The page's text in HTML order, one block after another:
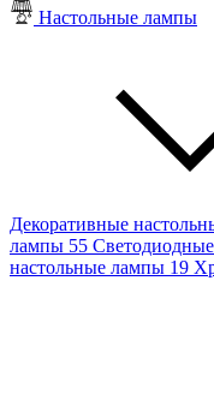
Настольные лампы
Декоративные
лампы 55
настольные лампы 19